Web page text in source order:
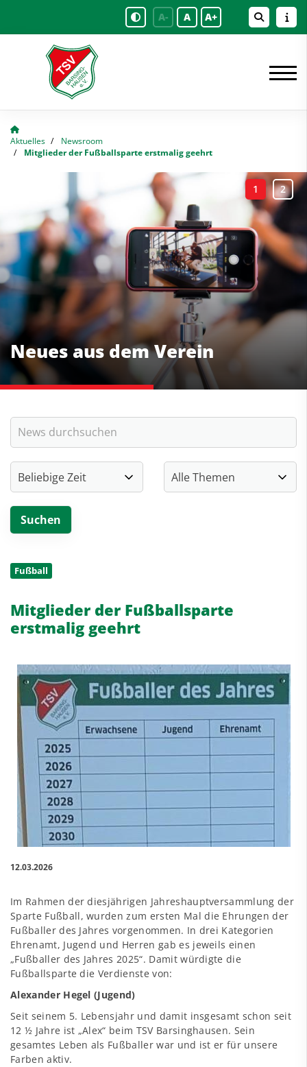
A- A A+
Aktuelles
Newsroom
Mitglieder der Fußballsparte erstmalig geehrt
Neues aus dem Verein
Fußball
Mitglieder der Fußballsparte
erstmalig geehrt
12.03.2026
Im Rahmen der diesjährigen Jahreshauptversammlung der
Sparte Fußball, wurden zum ersten Mal die Ehrungen der
Fußballer des Jahres vorgenommen. In drei Kategorien
Ehrenamt, Jugend und Herren gab es jeweils einen
„Fußballer des Jahres 2025“. Damit würdigte die
Fußballsparte die Verdienste von:
Alexander Hegel (Jugend)
Seit seinem 5. Lebensjahr und damit insgesamt schon seit
12 ½ Jahre ist „Alex“ beim TSV Barsinghausen. Sein
gesamtes Leben als Fußballer war und ist er für unsere
Farben aktiv.